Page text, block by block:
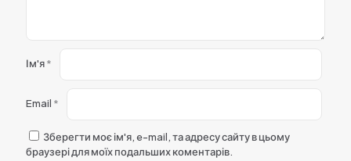
Ім'я*
Email *
Зберегти моє ім'я, e-mail, та адресу сайту в цьому
браузері для моїх подальших коментарів.